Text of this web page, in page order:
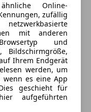
Online-
zufällig
mit anderen
und
Bildschirmgröße,
Ihrem Endgerät
werden, um
wenn es eine App
geschieht für
aufgeführten